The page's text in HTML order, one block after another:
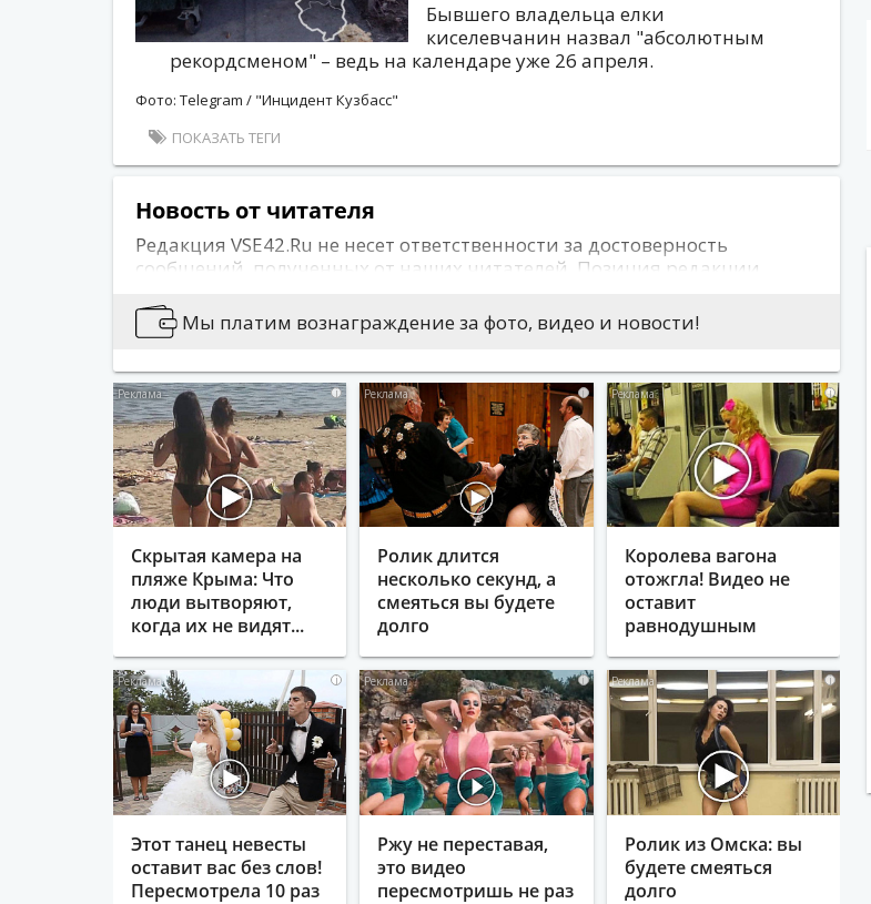
Бывшего владельца елки
киселевчанин назвал "абсолютным
рекордсменом" – ведь на календаре уже 26 апреля.
Фото: Telegram / "Инцидент Кузбасс"
ПОКАЗАТЬ ТЕГИ
Новость от читателя
Редакция VSE42.Ru не несет ответственности за достоверность
сообщений, полученных от наших читателей. Позиция редакции
публикуется информация, носящая оскорбительный характер либо
содержащая иные признаки, которые могут привести к нарушению
Вы можете сообщить новости:
Позвонив по 76-79-79
Написав на news@vse42.ru
Написав намВКонтакте
Мы платим вознаграждение за фото, видео и новости!
i
Скрытая камера на
пляже Крыма: Что
люди вытворяют,
когда их не видят...
i
Ролик длится
несколько секунд, а
смеяться вы будете
долго
i
Королева вагона
отожгла! Видео не
оставит
равнодушным
i
Этот танец невесты
оставит вас без слов!
Пересмотрела 10 раз
i
Ржу не переставая,
это видео
пересмотришь не раз
i
Ролик из Омска: вы
будете смеяться
долго